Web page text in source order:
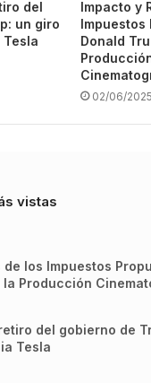
del
un giro
Impacto y
Impuestos
Donald
02/06/2025
vistas
de los Impuestos
la Producción
del gobierno de
Tesla